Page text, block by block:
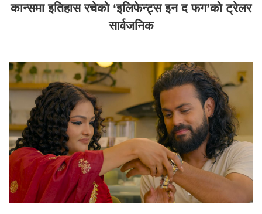
कान्समा इतिहास रचेको ‘इलिफेन्ट्स इन द फग’को ट्रेलर
सार्वजनिक